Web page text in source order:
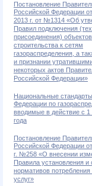
Постановление
Российской Федерации
2013 г. от №1314 «Об
Правил подключения
присоединения)
строительства к сетям
газораспределения, а
и признании
некоторых актов
Российской Федерации»
Национальные
Федерации по
вводимые в действие с 1
года
Постановление
Российской Федерации
г. №258 «О внесении
Правила установления и
нормативов
услуг»